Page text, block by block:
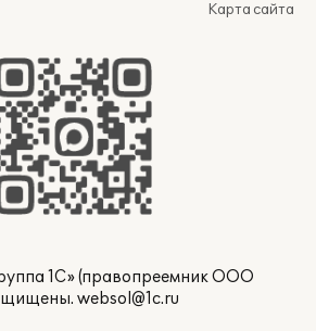
Карта сайта
1С» (правопреемник ООО
websol@1c.ru